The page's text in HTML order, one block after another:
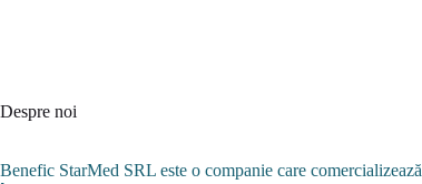
Despre noi
Benefic StarMed SRL este o companie care comercializează